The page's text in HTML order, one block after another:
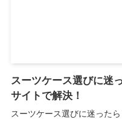
スーツケース選びに迷
サイトで解決！
スーツケース選びに迷った